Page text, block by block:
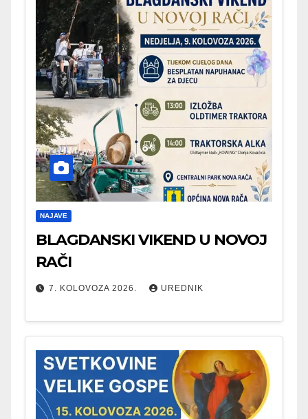
NAJAVE
BLAGDANSKI VIKEND U NOVOJ
RAČI
7. KOLOVOZA 2026. UREDNIK